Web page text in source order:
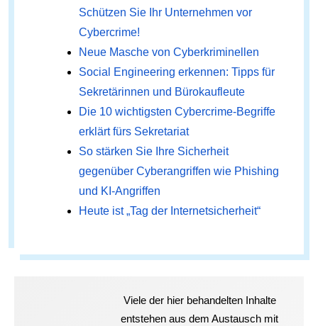
Schützen Sie Ihr Unternehmen vor
Cybercrime!
Neue Masche von Cyberkriminellen
Social Engineering erkennen: Tipps für
Sekretärinnen und Bürokaufleute
Die 10 wichtigsten Cybercrime-Begriffe
erklärt fürs Sekretariat
So stärken Sie Ihre Sicherheit
gegenüber Cyberangriffen wie Phishing
und KI-Angriffen
Heute ist „Tag der Internetsicherheit“
Viele der hier behandelten Inhalte
entstehen aus dem Austausch mit